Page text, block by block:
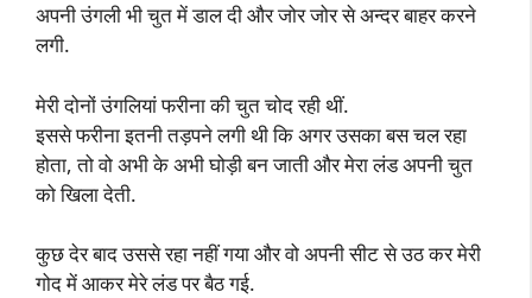
अपनी उंगली भी चुत में डाल दी और जोर जोर से अन्दर बाहर करने
लगी.
मेरी दोनों उंगलियां फरीना की चुत चोद रही थीं.
इससे फरीना इतनी तड़पने लगी थी कि अगर उसका बस चल रहा
होता, तो वो अभी के अभी घोड़ी बन जाती और मेरा लंड अपनी चुत
को खिला देती.
कुछ देर बाद उससे रहा नहीं गया और वो अपनी सीट से उठ कर मेरी
गोद में आकर मेरे लंड पर बैठ गई.